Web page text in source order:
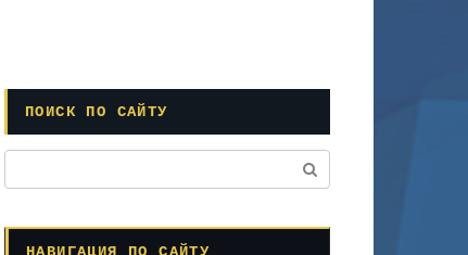
ПОИСК ПО САЙТУ